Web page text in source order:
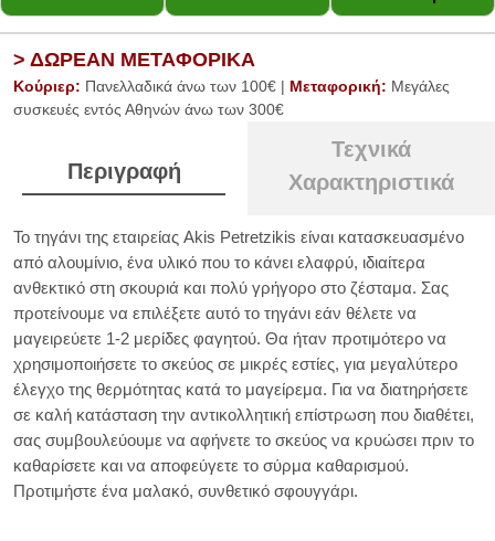
> ΔΩΡΕΑΝ ΜΕΤΑΦΟΡΙΚΑ
Κούριερ: Πανελλαδικά άνω των 100€ | Μεταφορική: Μεγάλες
συσκευές εντός Αθηνών άνω των 300€
Περιγραφή
Τεχνικά
Χαρακτηριστικά
Το τηγάνι της εταιρείας Akis Petretzikis είναι κατασκευασμένο
από αλουμίνιο, ένα υλικό που το κάνει ελαφρύ, ιδιαίτερα
ανθεκτικό στη σκουριά και πολύ γρήγορο στο ζέσταμα. Σας
προτείνουμε να επιλέξετε αυτό το τηγάνι εάν θέλετε να
μαγειρεύετε 1-2 μερίδες φαγητού. Θα ήταν προτιμότερο να
χρησιμοποιήσετε το σκεύος σε μικρές εστίες, για μεγαλύτερο
έλεγχο της θερμότητας κατά το μαγείρεμα. Για να διατηρήσετε
σε καλή κατάσταση την αντικολλητική επίστρωση που διαθέτει,
σας συμβουλεύουμε να αφήνετε το σκεύος να κρυώσει πριν το
καθαρίσετε και να αποφεύγετε το σύρμα καθαρισμού.
Προτιμήστε ένα μαλακό, συνθετικό σφουγγάρι.